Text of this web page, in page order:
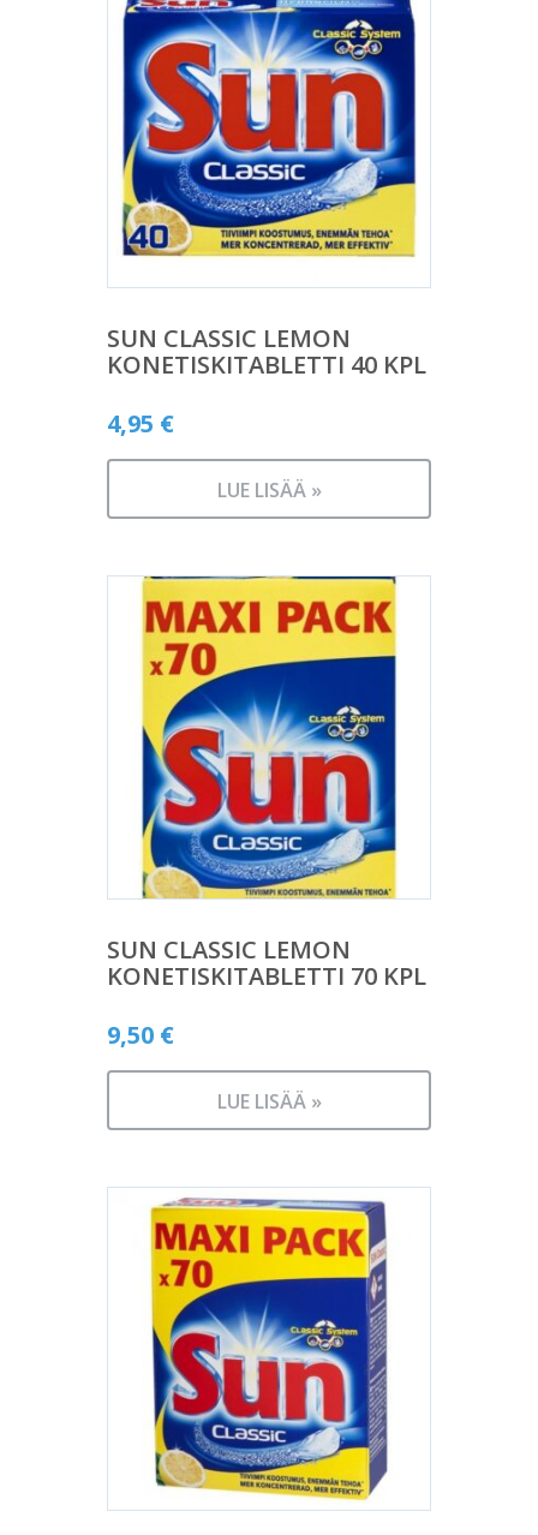
SUN CLASSIC LEMON
KONETISKITABLETTI 40 KPL
4,95 €
LUE LISÄÄ »
SUN CLASSIC LEMON
KONETISKITABLETTI 70 KPL
9,50 €
LUE LISÄÄ »